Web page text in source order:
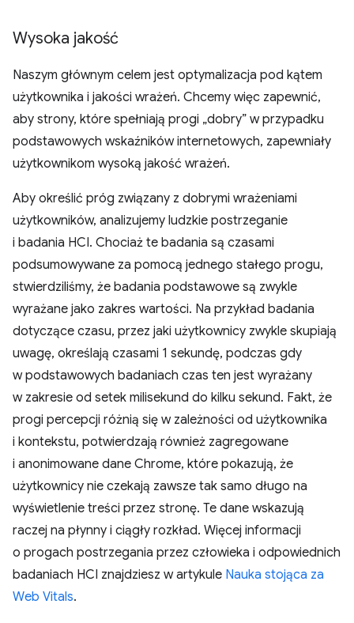
Wysoka jakość
Naszym głównym celem jest optymalizacja pod kątem
użytkownika i jakości wrażeń. Chcemy więc zapewnić,
aby strony, które spełniają progi „dobry” w przypadku
podstawowych wskaźników internetowych, zapewniały
użytkownikom wysoką jakość wrażeń.
Aby określić próg związany z dobrymi wrażeniami
użytkowników, analizujemy ludzkie postrzeganie
i badania HCI. Chociaż te badania są czasami
podsumowywane za pomocą jednego stałego progu,
stwierdziliśmy, że badania podstawowe są zwykle
wyrażane jako zakres wartości. Na przykład badania
dotyczące czasu, przez jaki użytkownicy zwykle skupiają
uwagę, określają czasami 1 sekundę, podczas gdy
w podstawowych badaniach czas ten jest wyrażany
w zakresie od setek milisekund do kilku sekund. Fakt, że
progi percepcji różnią się w zależności od użytkownika
i kontekstu, potwierdzają również zagregowane
i anonimowane dane Chrome, które pokazują, że
użytkownicy nie czekają zawsze tak samo długo na
wyświetlenie treści przez stronę. Te dane wskazują
raczej na płynny i ciągły rozkład. Więcej informacji
o progach postrzegania przez człowieka i odpowiednich
badaniach HCI znajdziesz w artykule Nauka stojąca za
Web Vitals.